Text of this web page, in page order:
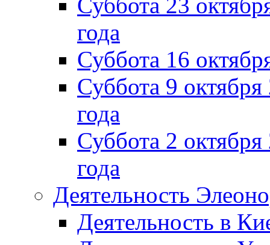
года
Суббота 16
Суббота 9
года
Суббота 2
года
Деятельность
Деятельность в